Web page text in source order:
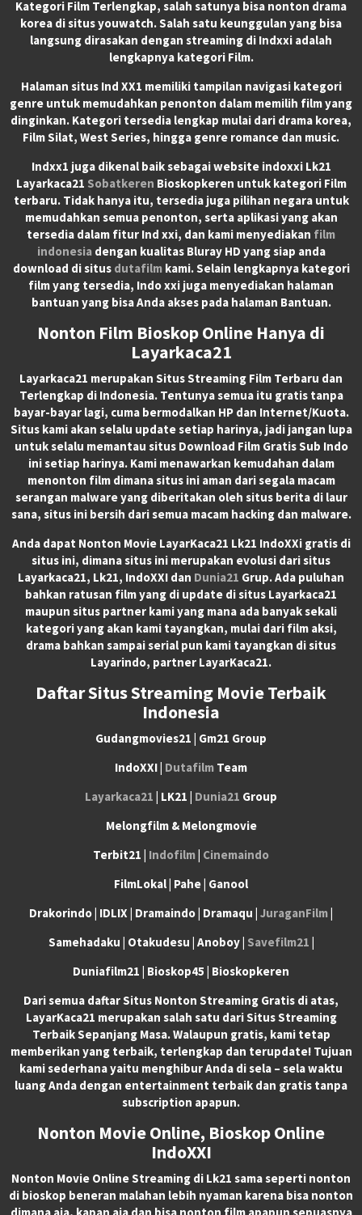
Kategori Film Terlengkap, salah satunya bisa nonton drama
korea di situs youwatch. Salah satu keunggulan yang bisa
langsung dirasakan dengan streaming di Indxxi adalah
lengkapnya kategori Film.
Halaman situs Ind XX1 memiliki tampilan navigasi kategori
genre untuk memudahkan penonton dalam memilih film yang
dinginkan. Kategori tersedia lengkap mulai dari drama korea,
Film Silat, West Series, hingga genre romance dan music.
Indxx1 juga dikenal baik sebagai website indoxxi Lk21
Layarkaca21 Sobatkeren Bioskopkeren untuk kategori Film
terbaru. Tidak hanya itu, tersedia juga pilihan negara untuk
memudahkan semua penonton, serta aplikasi yang akan
tersedia dalam fitur Ind xxi, dan kami menyediakan film
indonesiadengan kualitas Bluray HD yang siap anda
download di situs dutafilmkami. Selain lengkapnya kategori
film yang tersedia, Indo xxi juga menyediakan halaman
bantuan yang bisa Anda akses pada halaman Bantuan.
Nonton Film Bioskop Online Hanya di
Layarkaca21
Layarkaca21 merupakan Situs Streaming Film Terbaru dan
Terlengkap di Indonesia. Tentunya semua itu gratis tanpa
bayar-bayar lagi, cuma bermodalkan HP dan Internet/Kuota.
Situs kami akan selalu update setiap harinya, jadi jangan lupa
untuk selalu memantau situs Download Film Gratis Sub Indo
ini setiap harinya. Kami menawarkan kemudahan dalam
menonton film dimana situs ini aman dari segala macam
serangan malware yang diberitakan oleh situs berita di laur
sana, situs ini bersih dari semua macam hacking dan malware.
Anda dapat Nonton Movie LayarKaca21 Lk21 IndoXXigratis di
situs ini, dimana situs ini merupakan evolusi dari situs
Layarkaca21, Lk21, IndoXXI dan Dunia21 Grup. Ada puluhan
bahkan ratusan film yang di update di situs Layarkaca21
maupun situs partner kami yang mana ada banyak sekali
kategori yang akan kami tayangkan, mulai dari film aksi,
drama bahkan sampai serial pun kami tayangkan di situs
Layarindo, partner LayarKaca21.
Daftar Situs Streaming Movie Terbaik
Indonesia
Gudangmovies21 | Gm21 Group
IndoXXI | Dutafilm Team
Layarkaca21 | LK21 | Dunia21 Group
Melongfilm & Melongmovie
Terbit21 | Indofilm| Cinemaindo
FilmLokal | Pahe | Ganool
Drakorindo | IDLIX | Dramaindo | Dramaqu | JuraganFilm|
Samehadaku | Otakudesu | Anoboy | Savefilm21 |
Duniafilm21 | Bioskop45 | Bioskopkeren
Dari semua daftar Situs Nonton Streaming Gratis di atas,
LayarKaca21 merupakan salah satu dari Situs Streaming
Terbaik Sepanjang Masa. Walaupun gratis, kami tetap
memberikan yang terbaik, terlengkap dan terupdate! Tujuan
kami sederhana yaitu menghibur Anda di sela – sela waktu
luang Anda dengan entertainment terbaik dan gratis tanpa
subscription apapun.
Nonton Movie Online, Bioskop Online
IndoXXI
Nonton Movie Online Streaming di Lk21 sama seperti nonton
di bioskop beneran malahan lebih nyaman karena bisa nonton
dimana aja, kapan aja dan bisa nonton film apapun sepuasnya